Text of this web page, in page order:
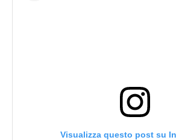
Visualizza questo post su